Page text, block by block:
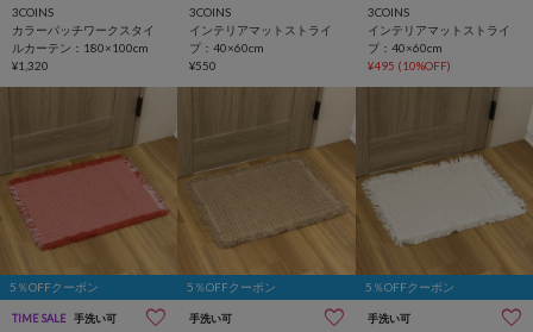
3COINS
カラーパッチワークスタイ
ルカーテン：180×100cm
¥1,320
3COINS
インテリアマットストライ
プ：40×60cm
¥550
3COINS
インテリアマットストライ
プ：40×60cm
¥495 (10%OFF)
5％OFFクーポン
TIME SALE 手洗い可
5％OFFクーポン
手洗い可
5％OFFクーポン
手洗い可